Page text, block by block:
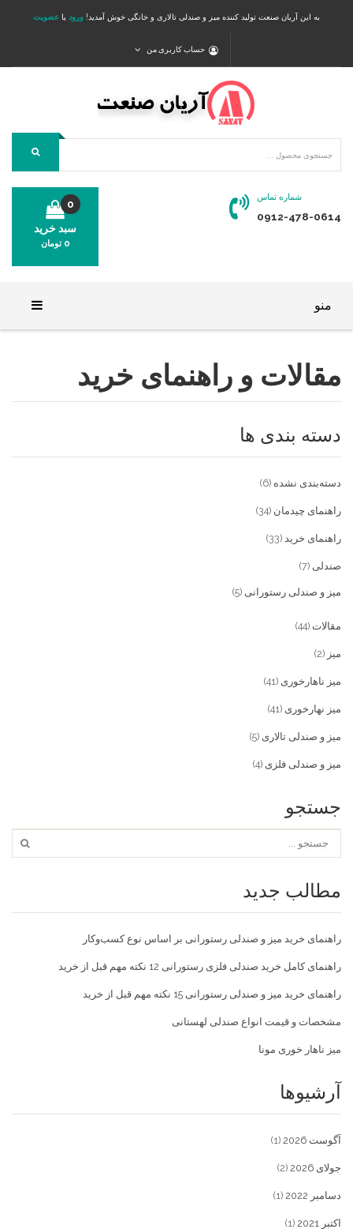
به این آریان صنعت تولید کننده میز و صندلی تالاری و خانگی خوش آمدید! ورود یا عضویت
حساب کاربری من
شماره تماس
0912-478-0614
سبد خرید
0
0 تومان
منو
فروشگاه
میز و صندلی خانگی
تماس با ما
خدمات
تماس با ما
سوالات متداول
پیش پرداخت
مقالات و راهنمای خرید
دسته بندی ها
دسته‌بندی نشده (6)
راهنمای چیدمان (34)
راهنمای خرید (33)
صندلی (7)
میز و صندلی رستورانی (5)
مقالات (44)
میز (2)
میز ناهارخوری (41)
میز نهارخوری (41)
میز و صندلی تالاری (5)
میز و صندلی فلزی (4)
جستجو
مطالب جدید
راهنمای خرید میز و صندلی رستورانی بر اساس نوع کسب‌و‌کار
راهنمای کامل خرید صندلی فلزی رستورانی 12 نکته مهم قبل از خرید
راهنمای خرید میز و صندلی رستورانی 15 نکته مهم قبل از خرید
مشخصات و قیمت انواع صندلی لهستانی
میز ناهار خوری مونا
آرشیوها
آگوست 2026 (1)
جولای 2026 (2)
دسامبر 2022 (1)
اکتبر 2021 (1)